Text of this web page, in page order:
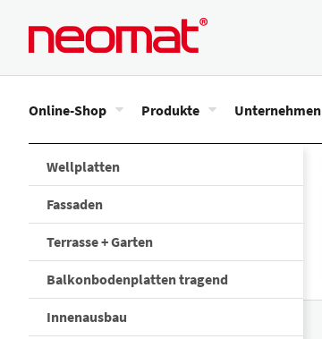
Online-Shop Produkte Unternehmen
Wellplatten
Fassaden
Terrasse + Garten
Balkonbodenplatten tragend
Innenausbau